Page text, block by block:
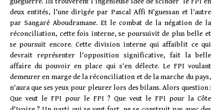
deux entités, l’une dirigée par Pascal Affi N’guessan et l’autre
par Sangaré Aboudramane. Et le combat de la négation de la
réconciliation, cette fois interne, se poursuivit de plus belle et
se poursuit encore. Cette division interne qui affaiblit ce qui
devrait représenter l’opposition significative, fait la belle
affaire du pouvoir en place qui s’en délecte. Le FPI voulant
demeurer en marge de la réconciliation et de la marche du pays,
n’aura que ses yeux pour pleurer lors des bilans. Alors question :
Que veut le FPI pour le FPI ? Que veut le FPI pour la Côte